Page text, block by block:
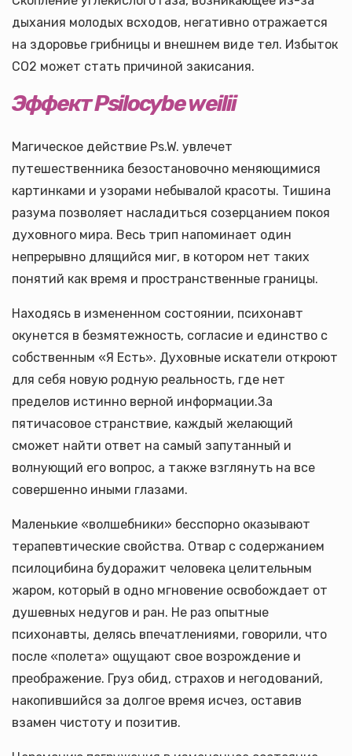
дыхания молодых всходов, негативно отражается
на здоровье грибницы и внешнем виде тел. Избыток
СО2 может стать причиной закисания.
ЭффектPsilocybe weilii
Магическое действие Ps.W. увлечет
путешественника безостановочно меняющимися
картинками и узорами небывалой красоты. Тишина
разума позволяет насладиться созерцанием покоя
духовного мира. Весь трип напоминает один
непрерывно длящийся миг, в котором нет таких
понятий как время и пространственные границы.
Находясь в измененном состоянии, психонавт
окунется в безмятежность, согласие и единство с
собственным «Я Есть». Духовные искатели откроют
для себя новую родную реальность, где нет
пределов истинно верной информации.За
пятичасовое странствие, каждый желающий
сможет найти ответ на самый запутанный и
волнующий его вопрос, а также взглянуть на все
совершенно иными глазами.
Маленькие «волшебники» бесспорно оказывают
терапевтические свойства. Отвар с содержанием
псилоцибина будоражит человека целительным
жаром, который в одно мгновение освобождает от
душевных недугов и ран. Не раз опытные
психонавты, делясь впечатлениями, говорили, что
после «полета» ощущают свое возрождение и
преображение. Груз обид, страхов и негодований,
накопившийся за долгое время исчез, оставив
взамен чистоту и позитив.